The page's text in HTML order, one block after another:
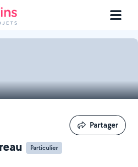
Particulier
Partager
Partager